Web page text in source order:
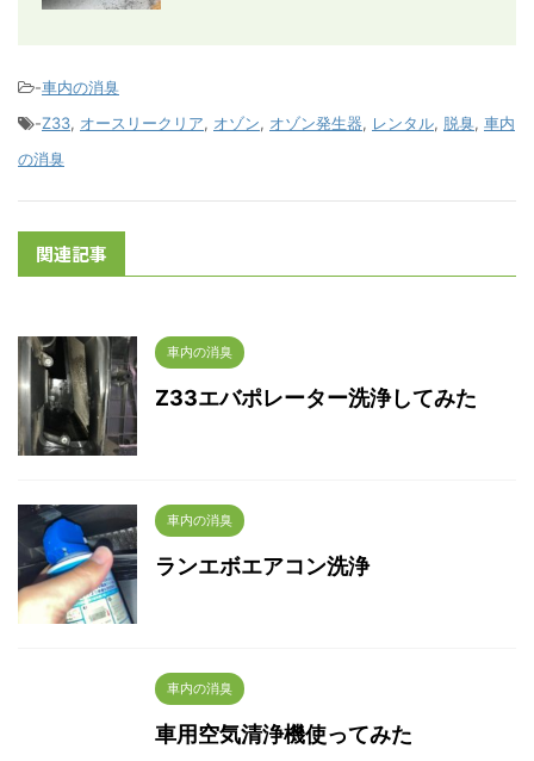
-車内の消臭
-Z33, オースリークリア, オゾン, オゾン発生器, レンタル, 脱臭, 車内
の消臭
関連記事
車内の消臭
Z33エバポレーター洗浄してみた
車内の消臭
ランエボエアコン洗浄
車内の消臭
車用空気清浄機使ってみた